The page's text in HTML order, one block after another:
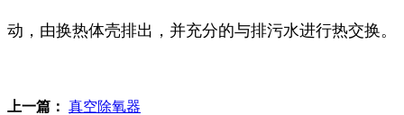
动，由换热体壳排出，并充分的与排污水进行热交换。
上一篇： 真空除氧器